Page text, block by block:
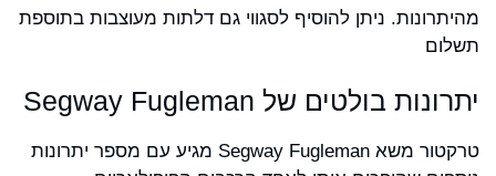
מהיתרונות. ניתן להוסיף לסגווי גם דלתות מעוצבות בתוספת
תשלום
יתרונות בולטים של Segway Fugleman
טרקטור משא Segway Fugleman מגיע עם מספר יתרונות